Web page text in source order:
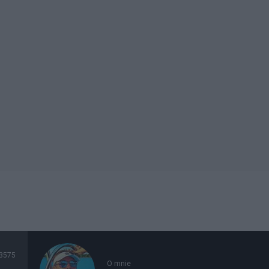
O mnie